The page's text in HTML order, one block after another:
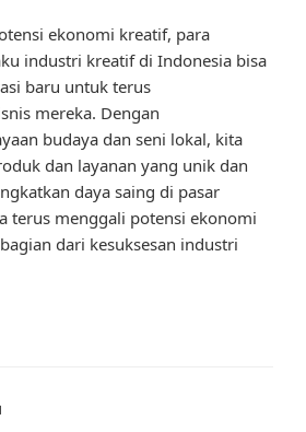
ekonomi kreatif, para
industri kreatif di Indonesia bisa
baru untuk terus
mereka. Dengan
budaya dan seni lokal, kita
dan layanan yang unik dan
daya saing di pasar
terus menggali potensi ekonomi
dari kesuksesan industri